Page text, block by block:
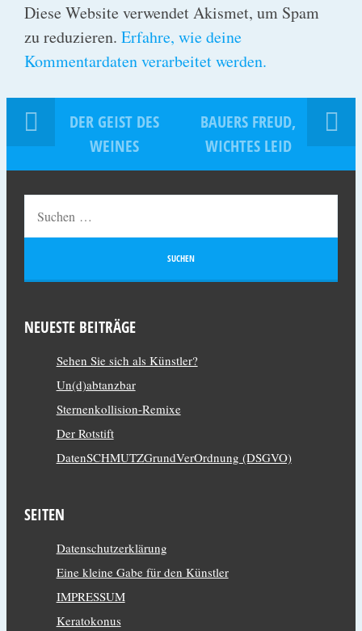
Diese Website verwendet Akismet, um Spam
zu reduzieren. Erfahre, wie deine
Kommentardaten verarbeitet werden.
DER GEIST DES
WEINES
BAUERS FREUD,
WICHTES LEID
NEUESTE BEITRÄGE
Sehen Sie sich als Künstler?
Un(d)abtanzbar
Sternenkollision-Remixe
Der Rotstift
DatenSCHMUTZGrundVerOrdnung (DSGVO)
SEITEN
Datenschutzerklärung
Eine kleine Gabe für den Künstler
IMPRESSUM
Keratokonus